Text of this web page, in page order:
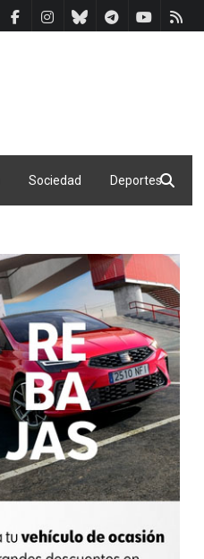
Sociedad Deportes